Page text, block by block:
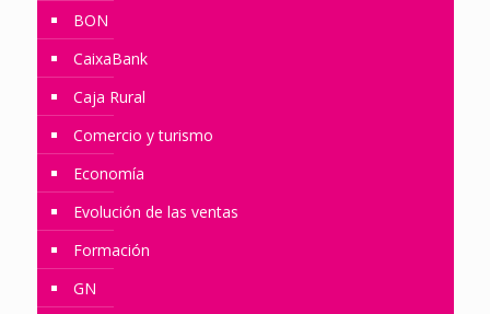
BON
CaixaBank
Caja Rural
Comercio y turismo
Economía
Evolución de las ventas
Formación
GN